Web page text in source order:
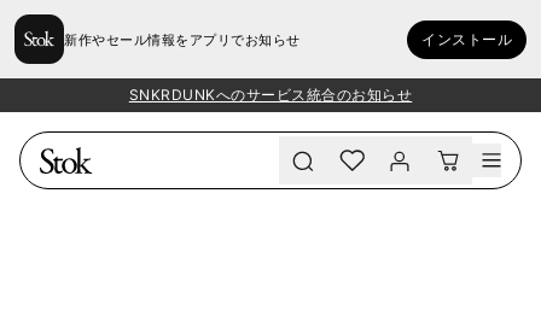
新作やセール情報をアプリでお知らせ インストール
SNKRDUNKへのサービス統合のお知らせ